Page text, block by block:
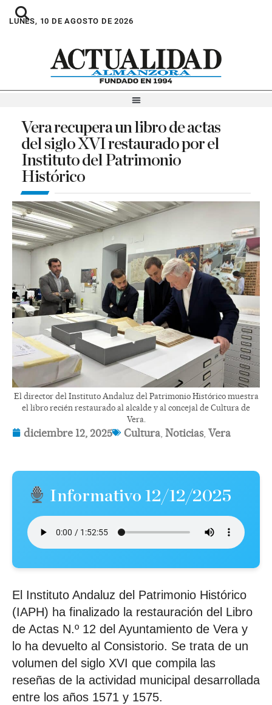
LUNES, 10 DE AGOSTO DE 2026
Vera recupera un libro de actas
del siglo XVI restaurado por el
Instituto del Patrimonio
Histórico
El director del Instituto Andaluz del Patrimonio Histórico muestra
el libro recién restaurado al alcalde y al concejal de Cultura de
Vera.
diciembre 12, 2025 Cultura Noticias, Vera
Informativo 12/12/2025
El Instituto Andaluz del Patrimonio Histórico
(IAPH) ha finalizado la restauración del Libro
de Actas N.º 12 del Ayuntamiento de Vera y
lo ha devuelto al Consistorio. Se trata de un
volumen del siglo XVI que compila las
reseñas de la actividad municipal desarrollada
entre los años 1571 y 1575.